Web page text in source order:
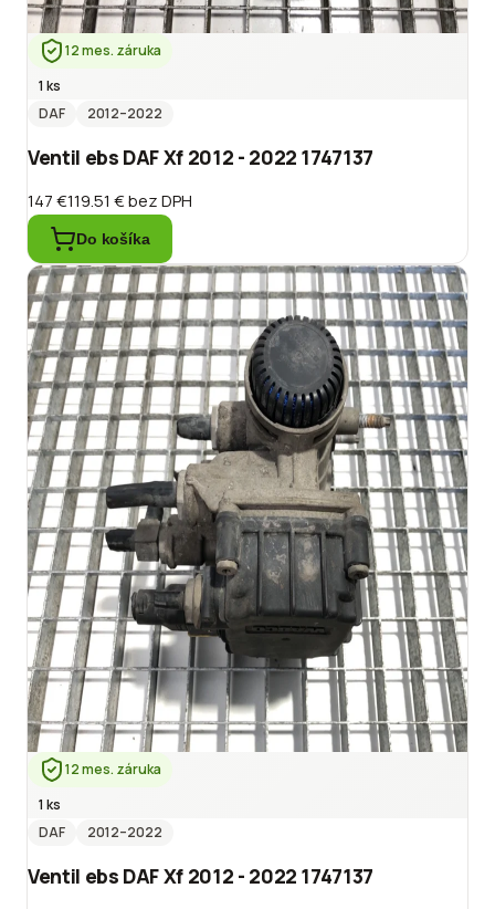
12 mes. záruka
1 ks
DAF
2012–2022
Ventil ebs DAF Xf 2012 - 2022 1747137
147 €119.51 €bez DPH
Do košíka
12 mes. záruka
1 ks
DAF
2012–2022
Ventil ebs DAF Xf 2012 - 2022 1747137